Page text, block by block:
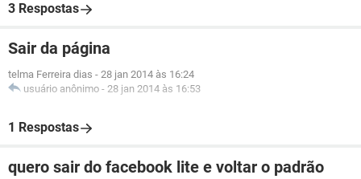
3 Respostas
Sair da página
telma Ferreira dias - 28 jan 2014 às 16:24
usuário anônimo - 28 jan 2014 às 16:53
1 Respostas
quero sair do facebook lite e voltar o padrão